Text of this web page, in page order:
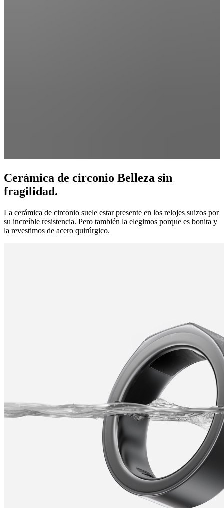
Cerámica de circonio Belleza sin
fragilidad.
La cerámica de circonio suele estar presente en los relojes suizos por
su increíble resistencia. Pero también la elegimos porque es bonita y
la revestimos de acero quirúrgico.